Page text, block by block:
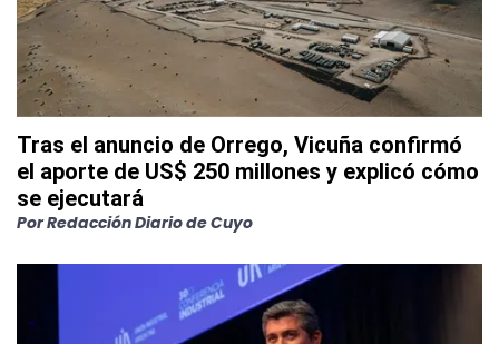
Tras el anuncio de Orrego, Vicuña confirmó
el aporte de US$ 250 millones y explicó cómo
se ejecutará
PorRedacción Diario de Cuyo